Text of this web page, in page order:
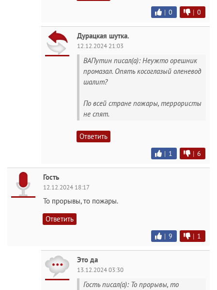
| 0 | 0
Дурацкая шутка.
12.12.2024 21:03
ВАПутин писал(а): Неужто орешник
промазал. Опять косоглазый оленевод
шалит?
По всей стране пожары, террористы
не спят.
Ответить
| 1 | 6
Гость
12.12.2024 18:17
То прорывы, то пожары.
Ответить
| 9 | 1
Это да
13.12.2024 03:30
Гость писал(а): То прорывы, то